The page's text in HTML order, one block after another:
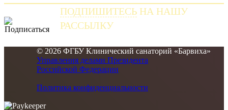
ПОДПИШИТЕСЬ НА НАШУ
РАССЫЛКУ
© 2026 ФГБУ Клинический санаторий «Барвиха»
Управления делами Президента
Российской Федерации
Политика конфиденциальности